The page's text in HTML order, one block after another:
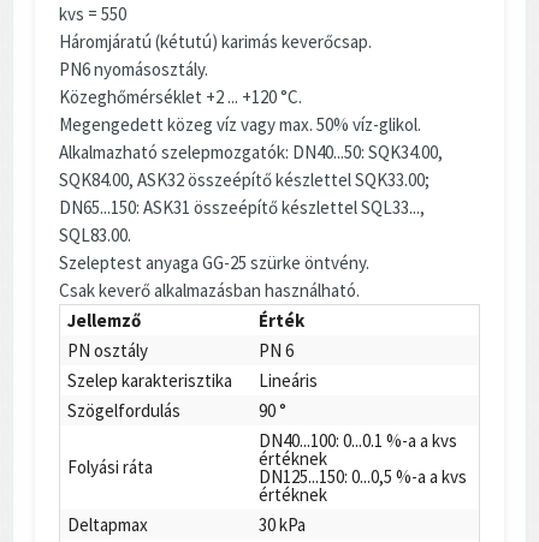
kvs = 550
Háromjáratú (kétutú) karimás keverőcsap.
PN6 nyomásosztály.
Közeghőmérséklet +2 ... +120 °C.
Megengedett közeg víz vagy max. 50% víz-glikol.
Alkalmazható szelepmozgatók: DN40...50: SQK34.00,
SQK84.00, ASK32 összeépítő készlettel SQK33.00;
DN65...150: ASK31 összeépítő készlettel SQL33...,
SQL83.00.
Szeleptest anyaga GG-25 szürke öntvény.
Csak keverő alkalmazásban használható.
Jellemző
Érték
PN osztály
PN 6
Szelep karakterisztika
Lineáris
Szögelfordulás
90 °
Folyási ráta
DN40...100: 0...0.1 %-a a kvs
értéknek
DN125...150: 0...0,5 %-a a kvs
értéknek
Deltapmax
30 kPa